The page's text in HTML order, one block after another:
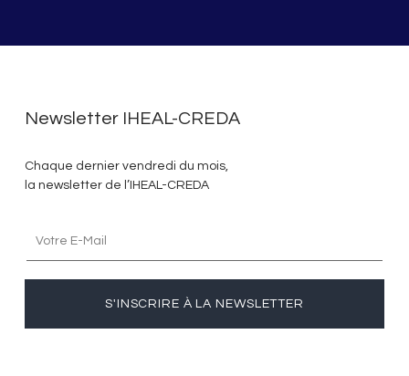
Newsletter IHEAL-CREDA
Chaque dernier vendredi du mois,
la newsletter de l’IHEAL-CREDA
S'INSCRIRE À LA NEWSLETTER